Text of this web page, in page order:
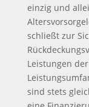
einzig und
schließt zur
Leistungen
sind stets